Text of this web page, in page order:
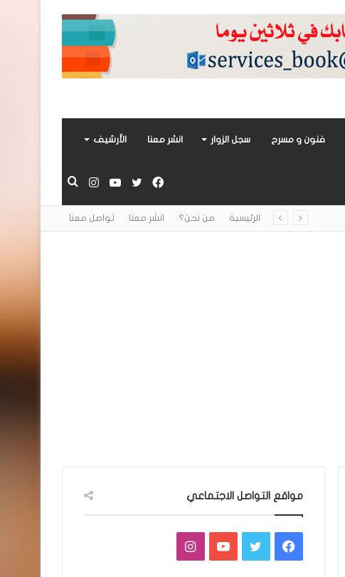
فنون و مسرح سجل الزوار انشر معنا الأرشيف
بحث
انستقراميوتيوبتويتر
فيسبوك
الرئيسية من نحن؟ انشر معنا تواصل معنا
مواقع التواصل الاجتماعي
فيسبوكتويتر يوتيوبانستقرام